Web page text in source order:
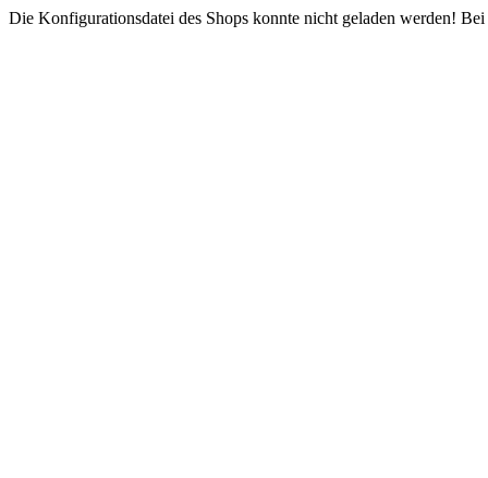
Die Konfigurationsdatei des Shops konnte nicht geladen werden!